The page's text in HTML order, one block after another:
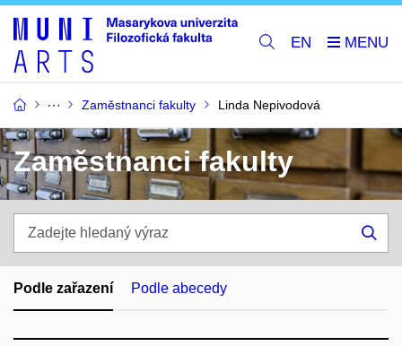
EN
Zaměstnanci fakulty Linda Nepivodová
Zaměstnanci fakulty
hledaný
výraz
Podle zařazení Podle abecedy